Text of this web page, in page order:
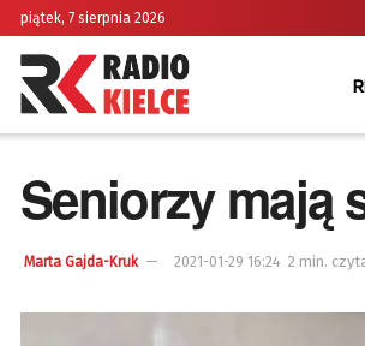
piątek, 7 sierpnia 2026
Seniorzy mają
Marta Gajda-Kruk 2021-01-29 16:24 2 min.